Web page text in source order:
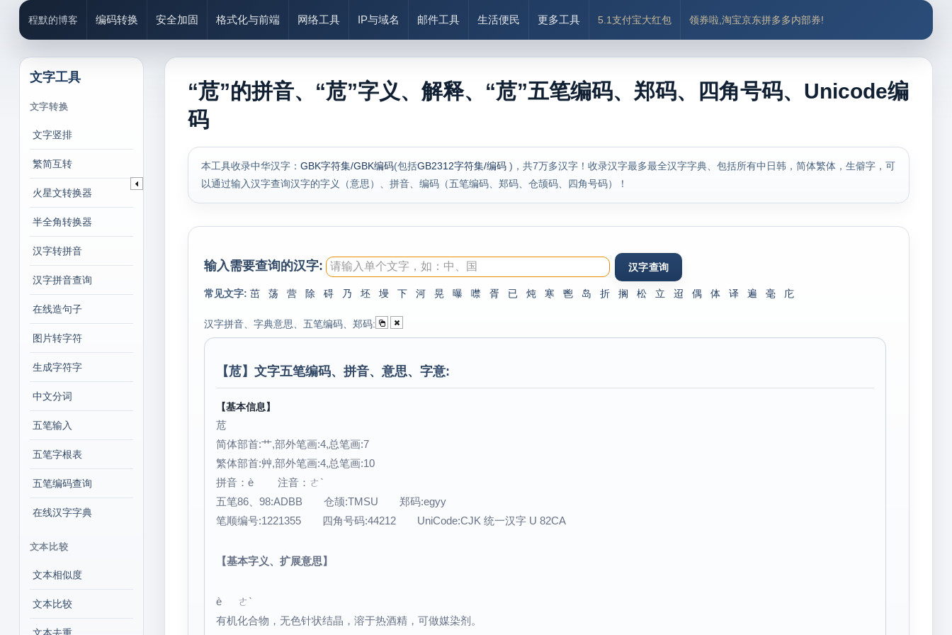
程默的博客 编码转换 安全加固 格式化与前端 网络工具 IP与域名 邮件工具 生活便民 更多工具 5.1支付宝大红包 领券啦,淘宝京东拼多多内部券!
文字工具
文字转换
文字竖排
繁简互转
火星文转换器
半全角转换器
汉字转拼音
汉字拼音查询
在线造句子
图片转字符
生成字符字
中文分词
五笔输入
五笔字根表
五笔编码查询
在线汉字字典
文本比较
文本相似度
文本比较
“苊”的拼音、“苊”字义、解释、“苊”五笔编码、郑码、四角号码、Unicode编
码
本工具收录中华汉字： GBK字符集/GBK编码(包括GB2312字符集/编码 )，共7万多汉字！收录汉字最多最全汉字字典、包括所有中日韩，简体繁体，生僻字，可
以通过输入汉字查询汉字的字义（意思）、拼音、编码（五笔编码、郑码、仓颉码、四角号码）！
输入需要查询的汉字:
常见文字: 茁 荡 营 除 碍 乃 坯 墁 下 河 晃 曝 噤 胥 已 炖 寒 鬯 岛 折 搁 松 立 迢 偶 体 译 遍 毫 庀
汉字拼音、字典意思、五笔编码、郑码:
【苊】文字五笔编码、拼音、意思、字意:
【基本信息】
苊
简体部首:艹,部外笔画:4,总笔画:7
繁体部首:艸,部外笔画:4,总笔画:10
拼音：è 注音：ㄜˋ
五笔86、98:ADBB 仓颉:TMSU 郑码:egyy
笔顺编号:1221355 四角号码:44212 UniCode:CJK 统一汉字 U 82CA
【基本字义、扩展意思】
è ㄜˋ
有机化合物，无色针状结晶，溶于热酒精，可做媒染剂。